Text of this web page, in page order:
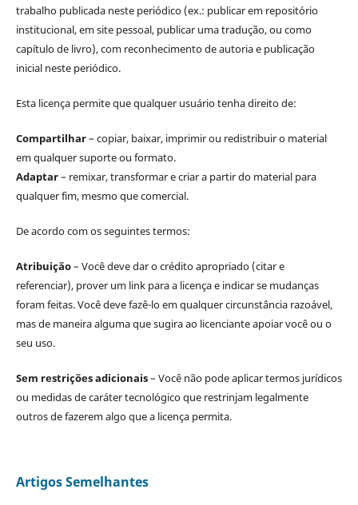
trabalho publicada neste periódico (ex.: publicar em repositório
institucional, em site pessoal, publicar uma tradução, ou como
capítulo de livro), com reconhecimento de autoria e publicação
inicial neste periódico.
Esta licença permite que qualquer usuário tenha direito de:
Compartilhar– copiar, baixar, imprimir ou redistribuir o material
em qualquer suporte ou formato.
Adaptar– remixar, transformar e criar a partir do material para
qualquer fim, mesmo que comercial.
De acordo com os seguintes termos:
Atribuição– Você deve dar o crédito apropriado (citar e
referenciar), prover um link para a licença e indicar se mudanças
foram feitas. Você deve fazê-lo em qualquer circunstância razoável,
mas de maneira alguma que sugira ao licenciante apoiar você ou o
seu uso.
Sem restrições adicionais– Você não pode aplicar termos jurídicos
ou medidas de caráter tecnológico que restrinjam legalmente
outros de fazerem algo que a licença permita.
Artigos Semelhantes